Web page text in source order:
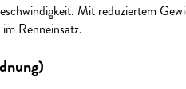
Mit reduziertem
Renneinsatz.